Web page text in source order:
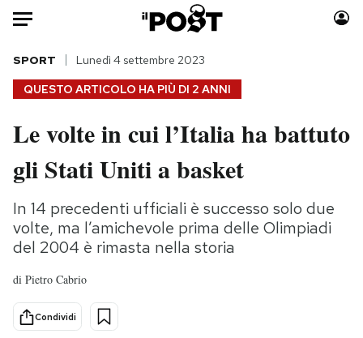
Auto
HOME
Italia
Politica
Tecnologia
Internet
Scienza
Cultura
Economia
Sport
Moda
Consumismi
Storie/Idee
Ok Boomer!
Media
QUESTO ARTICOLO HA PIÙ DI 2 ANNI
SPORT Lunedì 4 settembre 2023
Le volte in cui l’Italia ha battuto
gli Stati Uniti a basket
In 14 precedenti ufficiali è successo solo due
volte, ma l’amichevole prima delle Olimpiadi
del 2004 è rimasta nella storia
di Pietro Cabrio
Condividi